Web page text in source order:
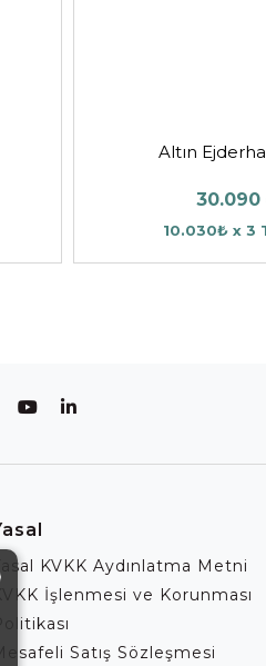
Altın
30.090
10.030₺ x 3
KVKK Aydınlatma Metni
İşlenmesi ve Korunması
Politikası
Mesafeli Satış Sözleşmesi